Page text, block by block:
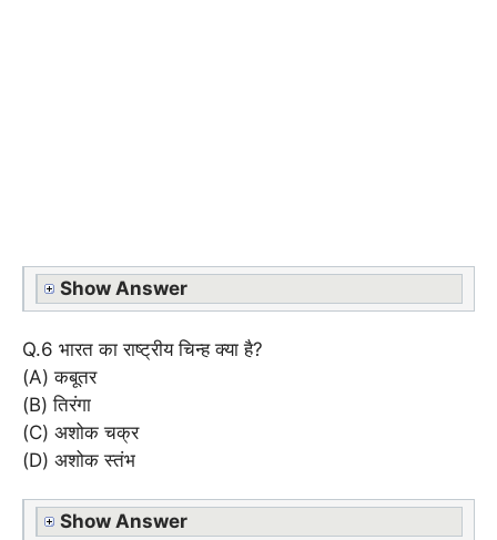
Show Answer
Q.6 भारत का राष्ट्रीय चिन्ह क्या है?
(A) कबूतर
(B) तिरंगा
(C) अशोक चक्र
(D) अशोक स्तंभ
Show Answer